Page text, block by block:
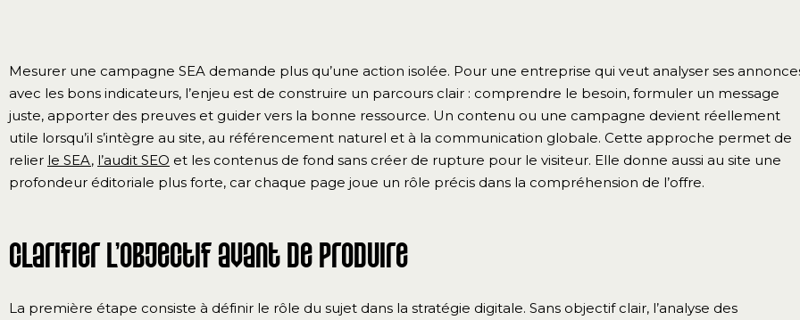
Mesurer une campagne SEA demande plus qu’une action isolée. Pour une entreprise qui veut analyser ses
avec les bons indicateurs, l’enjeu est de construire un parcours clair : comprendre le besoin, formuler un message
juste, apporter des preuves et guider vers la bonne ressource. Un contenu ou une campagne devient réellement
utile lorsqu’il s’intègre au site, au référencement naturel et à la communication globale. Cette approche permet de
relier le SEA, l’audit SEO et les contenus de fond sans créer de rupture pour le visiteur. Elle donne aussi au site une
profondeur éditoriale plus forte, car chaque page joue un rôle précis dans la compréhension de l’offre.
Clarifier l’objectif avant de produire
La première étape consiste à définir le rôle du sujet dans la stratégie digitale. Sans objectif clair, l’analyse des